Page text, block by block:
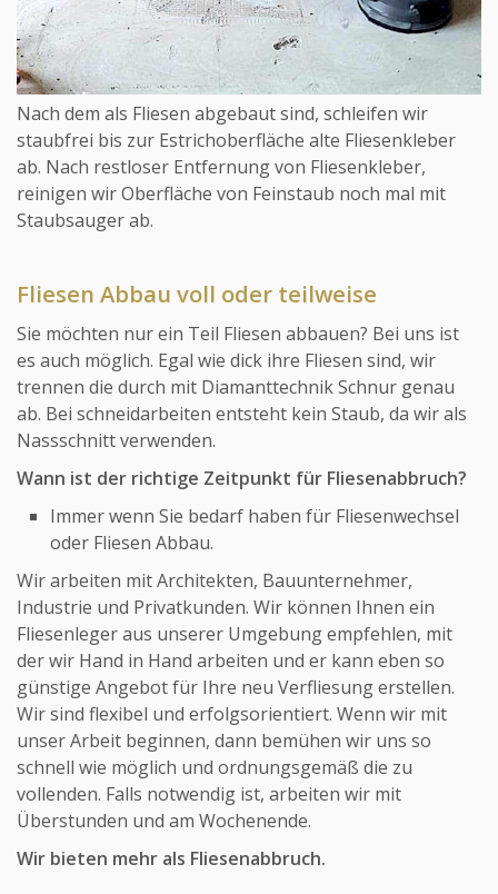
Nach dem als Fliesen abgebaut sind, schleifen wir
staubfrei bis zur Estrichoberfläche alte Fliesenkleber
ab. Nach restloser Entfernung von Fliesenkleber,
reinigen wir Oberfläche von Feinstaub noch mal mit
Staubsauger ab.
Fliesen Abbau voll oder teilweise
Sie möchten nur ein Teil Fliesen abbauen? Bei uns ist
es auch möglich. Egal wie dick ihre Fliesen sind, wir
trennen die durch mit Diamanttechnik Schnur genau
ab. Bei schneidarbeiten entsteht kein Staub, da wir als
Nassschnitt verwenden.
Wann ist der richtige Zeitpunkt für Fliesenabbruch?
Immer wenn Sie bedarf haben für Fliesenwechsel
oder Fliesen Abbau.
Wir arbeiten mit Architekten, Bauunternehmer,
Industrie und Privatkunden. Wir können Ihnen ein
Fliesenleger aus unserer Umgebung empfehlen, mit
der wir Hand in Hand arbeiten und er kann eben so
günstige Angebot für Ihre neu Verfliesung erstellen.
Wir sind flexibel und erfolgsorientiert. Wenn wir mit
unser Arbeit beginnen, dann bemühen wir uns so
schnell wie möglich und ordnungsgemäß die zu
vollenden. Falls notwendig ist, arbeiten wir mit
Überstunden und am Wochenende.
Wir bieten mehr als Fliesenabbruch.